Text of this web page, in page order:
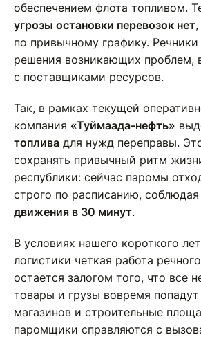
обеспечением флота топливом.
угрозы остановки перевозок нет
по привычному графику. Речники
решения возникающих проблем,
с поставщиками ресурсов.
Так, в рамках текущей
компания «Туймаада-нефть»
топлива для нужд переправы.
сохранять привычный ритм
республики: сейчас паромы
строго по расписанию, соблюдая
движения в 30 минут.
В условиях нашего короткого
логистики четкая работа
остается залогом того, что все
товары и грузы вовремя
магазинов и строительные
паромщики справляются с